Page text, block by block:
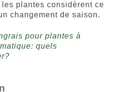
plantes considèrent ce
changement de saison.
pour plantes à
quels